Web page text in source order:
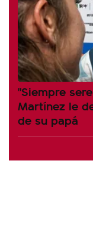
"Siempre
Martínez le
de su papá